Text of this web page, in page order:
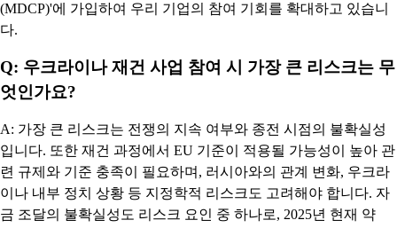
(MDCP)'에 가입하여 우리 기업의 참여 기회를 확대하고 있습니
다.
Q: 우크라이나 재건 사업 참여 시 가장 큰 리스크는 무
엇인가요?
A: 가장 큰 리스크는 전쟁의 지속 여부와 종전 시점의 불확실성
입니다. 또한 재건 과정에서 EU 기준이 적용될 가능성이 높아 관
련 규제와 기준 충족이 필요하며, 러시아와의 관계 변화, 우크라
이나 내부 정치 상황 등 지정학적 리스크도 고려해야 합니다. 자
금 조달의 불확실성도 리스크 요인 중 하나로, 2025년 현재 약